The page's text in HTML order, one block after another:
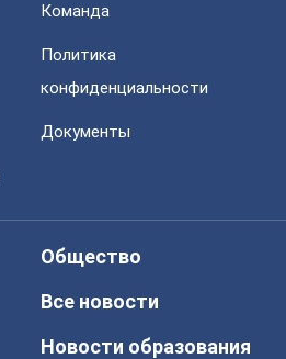
Команда
Политика
конфиденциальности
Документы
Общество
Все новости
Новости образования